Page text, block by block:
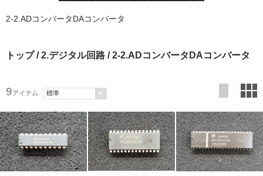
2-2.ADコンバータDAコンバータ
トップ/2.デジタル回路 / 2-2.ADコンバータDAコンバータ
9アイテム